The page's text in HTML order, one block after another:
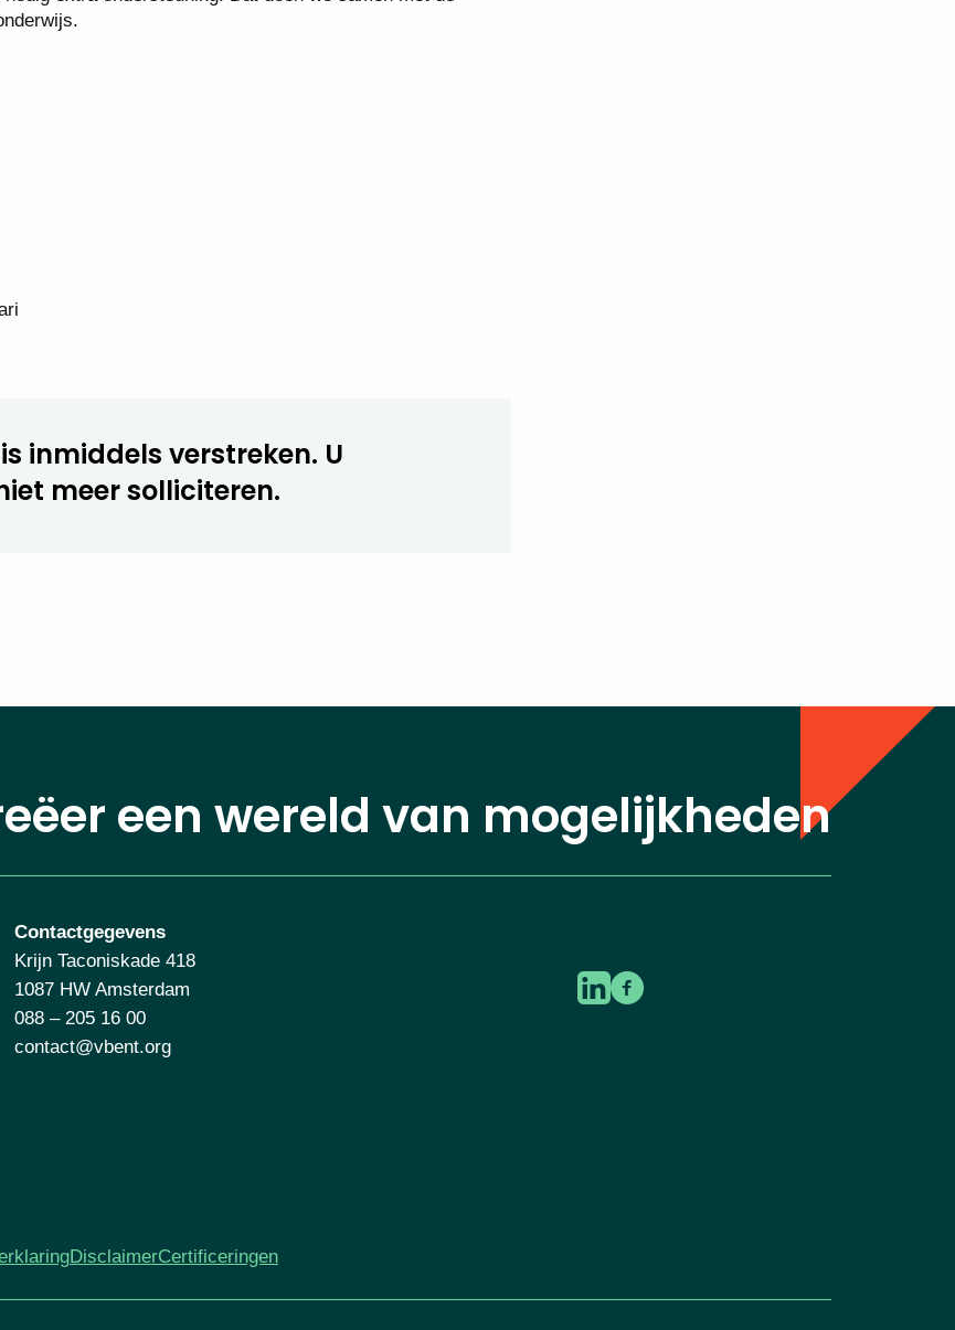
inmiddels verstreken. U
meer solliciteren.
een wereld van mogelijkheden
Contactgegevens
Krijn Taconiskade 418
1087 HW Amsterdam
088 – 205 16 00
contact@vbent.org
DisclaimerCertificeringen